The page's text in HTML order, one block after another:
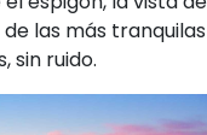
las más tranquilas
sin ruido.